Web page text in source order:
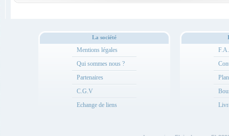
La société
Mentions légales
Qui sommes nous ?
Partenaires
C.G.V
Echange de liens